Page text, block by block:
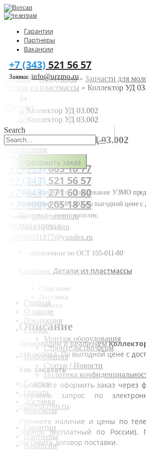
Гарантии
Партнеры
Вакансии
+7 (343) 521 56 57
Заявки:info@urzmo.ru
Search
+7 (993)603 18 77
+7 (343) 521 56 57
+7 (343)271 60 80
+7 (900)205 18 55
Заявки:info@urzmo.ru
90020518@mail.ru
m9936031877@yandex.ru
Главная
О заводе
Продукция
Сервис
Монтаж оборудования
Строительство ферм
Информация
Статьи / Новости
Политика
Галерея
Оплата
Доставка
Контакты
Гарантии
Партнеры
Вакансии
Главная»Продукция» Запчасти для
Детали из пластмассы » Коллектор УД
👍
КОЛЛЕКТОР УД 03.002
Оформить заказ
Завод молочного оборудование УЗМО
Коллектор УД 03.002по выгодной цене с
Материал – полипропилен;
Масса -0,095 кг.
* – обозначение по ОСТ 105-011-80
Категория: Детали из пластмассы
Описание
Доставка
Оплата
Описание
Производим и реализуем
для молока. По выгодной цене с
Как заказать
Вы можете оформить заказ через
отправив запрос по
info@urzmo.ru.
Уточните наличие и цены по
(звонок бесплатный по
составить договор поставки.